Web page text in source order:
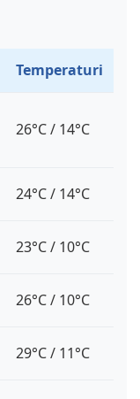
Temperaturi
26°C / 14°C
24°C / 14°C
23°C / 10°C
26°C / 10°C
29°C / 11°C